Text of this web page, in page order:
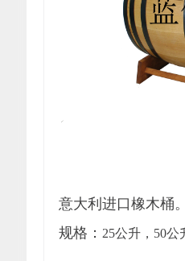
意大利进口橡木桶
规格： 25公升， 50公